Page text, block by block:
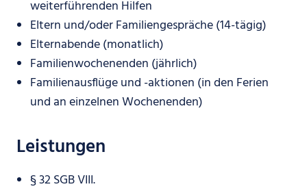
weiterführenden Hilfen
Eltern und/oder Familiengespräche (14-tägig)
Elternabende (monatlich)
Familienwochenenden (jährlich)
Familienausflüge und -aktionen (in den Ferien
und an einzelnen Wochenenden)
Leistungen
§ 32 SGB VIII.